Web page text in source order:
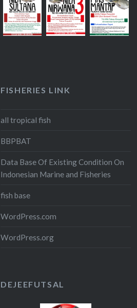
FISHERIES LINK
all tropical fish
BBPBAT
Data Base Of Existing Condition On
Indonesian Marine and Fisheries
fish base
WordPress.com
WordPress.org
DEJEEFUTSAL